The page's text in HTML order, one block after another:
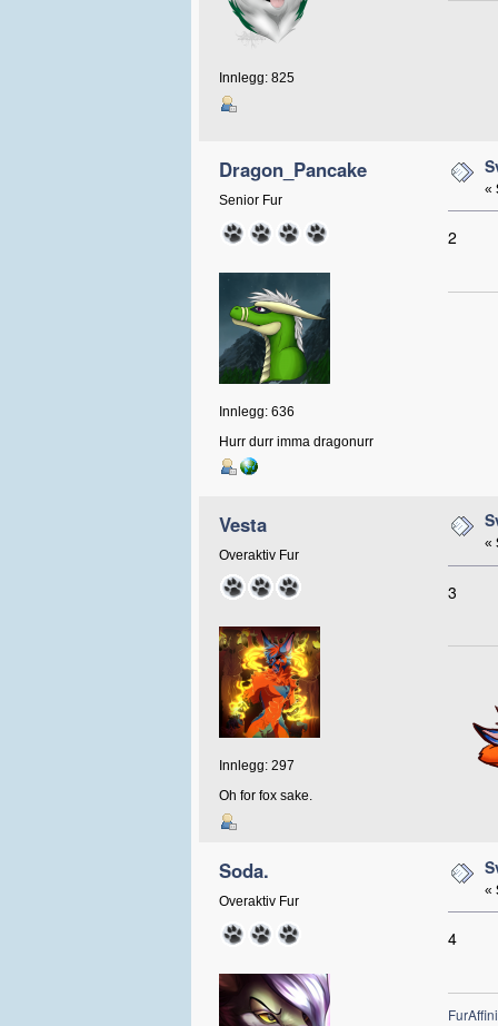
Innlegg: 825
Dragon_Pancake
Senior Fur
Innlegg: 636
Hurr durr imma dragonurr
«
2
Vesta
Overaktiv Fur
Innlegg: 297
Oh for fox sake.
«
3
Soda.
Overaktiv Fur
«
4